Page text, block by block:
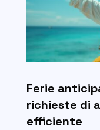
Ferie
richieste di
efficiente